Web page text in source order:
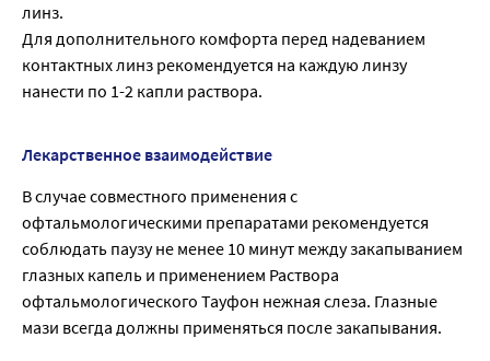
линз.
Для дополнительного комфорта перед надеванием
контактных линз рекомендуется на каждую линзу
нанести по 1-2 капли раствора.
Лекарственное взаимодействие
В случае совместного применения с
офтальмологическими препаратами рекомендуется
соблюдать паузу не менее 10 минут между закапыванием
глазных капель и применением Раствора
офтальмологического Тауфон нежная слеза. Глазные
мази всегда должны применяться после закапывания.